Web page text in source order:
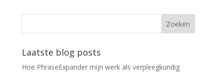
Laatste blog posts
Hoe PhraseExpander mijn werk als verpleegkundig